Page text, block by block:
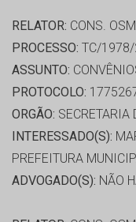
RELATOR: CONS.
PROCESSO: TC/
ASSUNTO:
PROTOCOLO:
ORGÃO: SECRETARIA
INTERESSADO(S):
PREFEITURA
ADVOGADO(S): NÃO